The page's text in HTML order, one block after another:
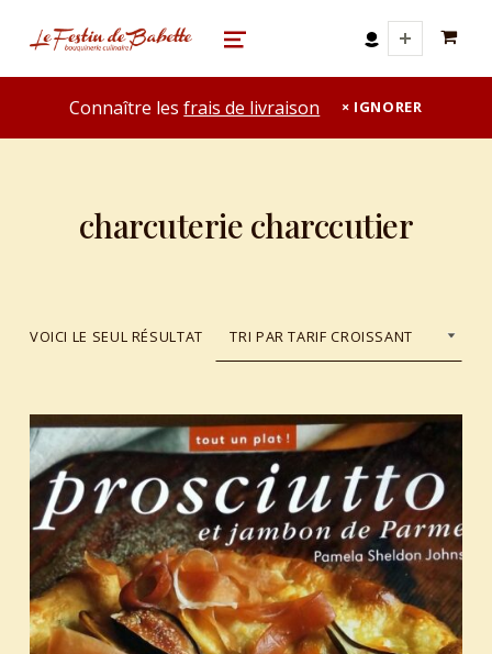
le festin de babette
"LE FESTIN DE BABETTE" – BOUQUINERIE GASTRONOMIQUE MENU
Connaître lesfrais de livraison IGNORER
charcuterie charccutier
VOICI LE SEUL RÉSULTAT
List of products